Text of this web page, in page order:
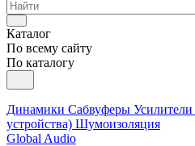
Каталог
По всему сайту
По каталогу
Динамики Сабвуферы Усилители
устройства) Шумоизоляция
Global Audio